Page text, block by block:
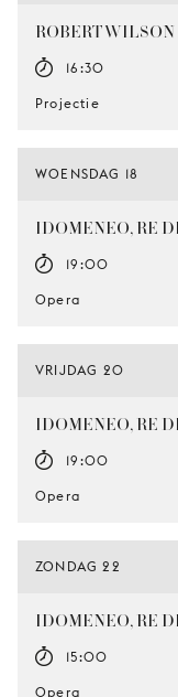
ROBERT
16:30
Projectie
WOENSDAG 18
IDOMENEO, RE
19:00
Opera
VRIJDAG 20
IDOMENEO, RE
19:00
Opera
ZONDAG 22
IDOMENEO, RE
15:00
Opera